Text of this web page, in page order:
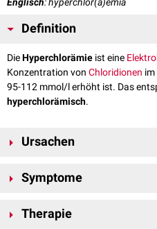
Englisch: hyperchlor(a)emia
Definition
DieHyperchlorämie ist eine
Konzentration von Chloridionen im
95-112 mmol/l erhöht ist. Das
hyperchlorämisch.
Ursachen
Renal-tubuläre Azidose
Infusion von
Diabetische Ketoazidose
Symptome
Symptome wie gesteigertes
Therapie